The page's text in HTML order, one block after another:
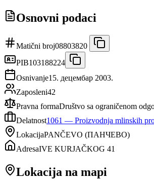
Osnovni podaci
Matični broj08803820
PIB103188224
Osnivanje15. децембар 2003.
Zaposleni42
Pravna formaDruštvo sa ograničenom
Delatnost1061 — Proizvodnja mlinskih
LokacijaPANČEVO (ПАНЧЕВО)
AdresaIVE KURJAČKOG 41
Lokacija na mapi